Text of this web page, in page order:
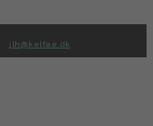
jlh@kelfae.dk